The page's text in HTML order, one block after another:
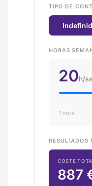
TIPO DE
HORAS
20h/
1 hora
RESULTADOS
COSTE
887